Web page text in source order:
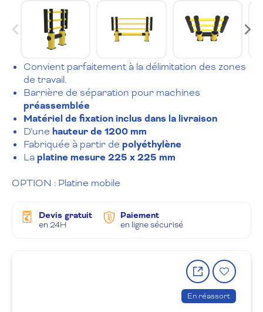
Convient parfaitement à la délimitation des zones
de travail.
Barrière de séparation pour machines
préassemblée
Matériel de fixation inclus dans la livraison
D’une hauteur de 1200 mm
Fabriquée à partir de polyéthylène
Laplatine mesure 225 x 225 mm
OPTION : Platine mobile
Devis gratuit
en 24H
Paiement
en ligne sécurisé
Partager
le
produit
à
la
En réassort